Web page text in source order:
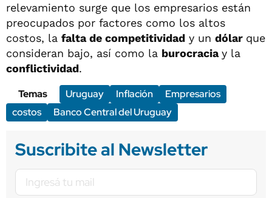
relevamiento surge que los empresarios están
preocupados por factores como los altos
costos, la falta de competitividad y un dólar que
consideran bajo, así como la burocraciay la
conflictividad.
Temas
Uruguay Inflación
Empresarios
costos
Banco Central del Uruguay
Suscribite al Newsletter